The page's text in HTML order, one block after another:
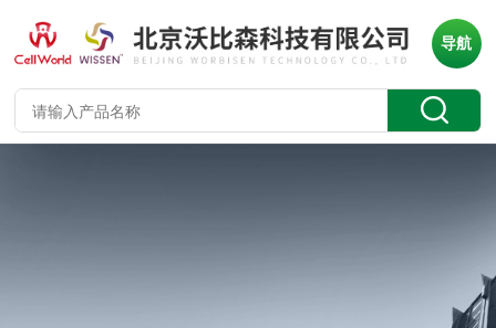
导航